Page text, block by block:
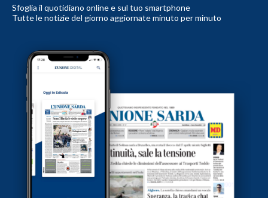
Sfoglia il quotidiano online e sul tuo smartphone
Tutte le notizie del giorno aggiornate minuto per minuto